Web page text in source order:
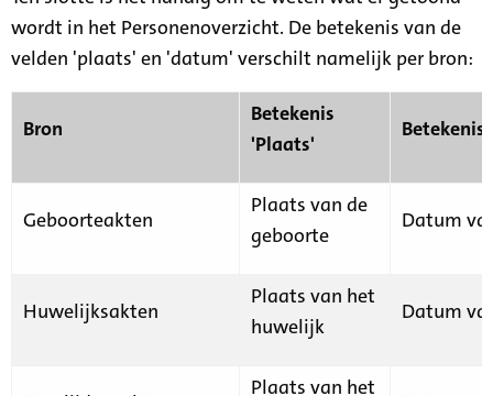
wordt in het Personenoverzicht. De betekenis van de
velden 'plaats' en 'datum' verschilt namelijk per bron:
Bron
Betekenis
'Plaats'
Geboorteakten
Plaats van de
geboorte
Datum
Huwelijksakten
Plaats van het
huwelijk
Datum
Plaats van het